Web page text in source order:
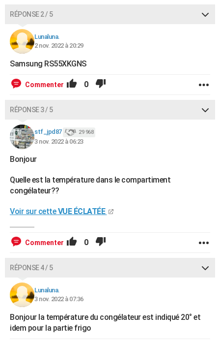
RÉPONSE 2 / 5
Lunaluna.
2 nov. 2022 à 20:29
Samsung RS55XKGNS
Commenter 0
RÉPONSE 3 / 5
stf_jpd87 29 968
3 nov. 2022 à 06:23
Bonjour
Quelle est la température dans le compartiment
congélateur??
Voir sur cetteVUE ÉCLATÉE
Commenter 0
RÉPONSE 4 / 5
Lunaluna.
3 nov. 2022 à 07:36
Bonjour la température du congélateur est indiqué 20° et
idem pour la partie frigo